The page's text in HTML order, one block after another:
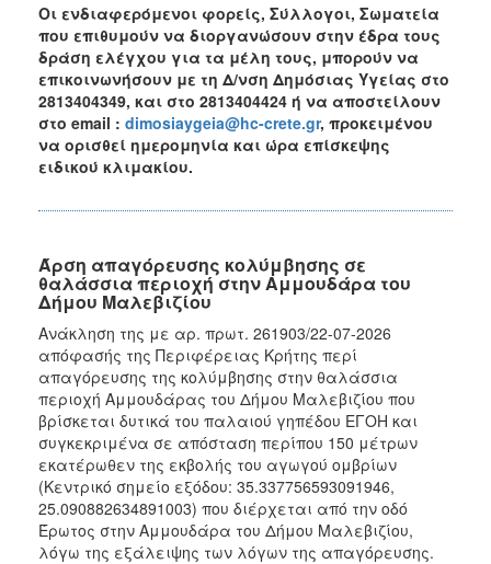
Οι ενδιαφερόμενοι φορείς, Σύλλογοι, Σωματεία
που επιθυμούν να διοργανώσουν στην έδρα τους
δράση ελέγχου για τα μέλη τους, μπορούν να
επικοινωνήσουν με τη Δ/νση Δημόσιας Υγείας στο
2813404349, και στο 2813404424 ή να αποστείλουν
στο email : dimosiaygeia@hc-crete.gr, προκειμένου
να ορισθεί ημερομηνία και ώρα επίσκεψης
ειδικού κλιμακίου.
Άρση απαγόρευσης κολύμβησης σε
θαλάσσια περιοχή στην Αμμουδάρα του
Δήμου Μαλεβιζίου
Ανάκληση της με αρ. πρωτ. 261903/22-07-2026
απόφασής της Περιφέρειας Κρήτης περί
απαγόρευσης της κολύμβησης στην θαλάσσια
περιοχή Αμμουδάρας του Δήμου Μαλεβιζίου που
βρίσκεται δυτικά του παλαιού γηπέδου ΕΓΟΗ και
συγκεκριμένα σε απόσταση περίπου 150 μέτρων
εκατέρωθεν της εκβολής του αγωγού ομβρίων
(Κεντρικό σημείο εξόδου: 35.337756593091946,
25.090882634891003) που διέρχεται από την οδό
Έρωτος στην Αμμουδάρα του Δήμου Μαλεβιζίου,
λόγω της εξάλειψης των λόγων της απαγόρευσης.